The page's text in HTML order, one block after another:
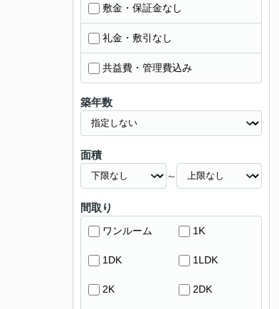
敷金・保証金なし
礼金・敷引なし
共益費・管理費込み
築年数
面積
～
間取り
ワンルーム 1K
1DK 1LDK
2K 2DK